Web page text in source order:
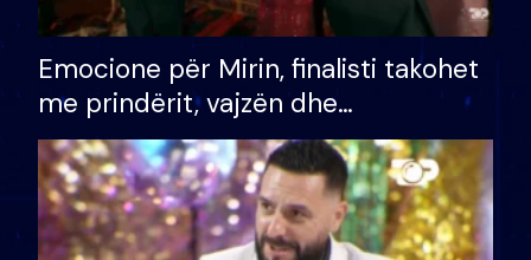
Emocione për Mirin, finalisti takohet
me prindërit, vajzën dhe
bashkëshorten: S’kemi ndonjë letër
divorci apo jo?